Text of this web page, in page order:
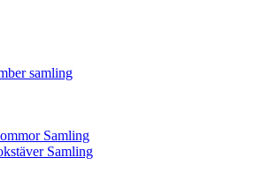
samling
Samling
Samling